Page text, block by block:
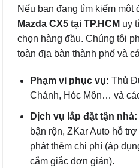
Nếu bạn đang tìm kiếm một
Mazda CX5 tại TP.HCM uy
chọn hàng đầu. Chúng tôi
toàn địa bàn thành phố và
Phạm vi phục vụ: Thủ
Chánh, Hóc Môn… và
Dịch vụ lắp đặt tận nhà:
bận rộn, ZKar Auto hỗ
phát thêm chi phí (áp
cắm giắc đơn giản).